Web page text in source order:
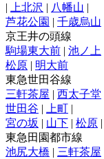
|
上北沢 | 八幡山 |
芦花公園 | 千歳烏山
京王井の頭線
駒場東大前 | 池ノ上
松原 | 明大前
東急世田谷線
三軒茶屋 | 西太子堂
世田谷 | 上町 |
宮の坂 | 山下 | 松原 |
東急田園都市線
池尻大橋 | 三軒茶屋